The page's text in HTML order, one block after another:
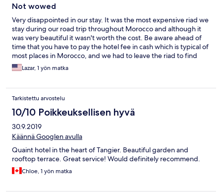
Not wowed
Very disappointed in our stay. It was the most expensive riad we
stay during our road trip throughout Morocco and although it
was very beautiful it wasn't worth the cost. Be aware ahead of
time that you have to pay the hotel fee in cash which is typical of
most places in Morocco, and we had to leave the riad to find
food not much info on the breakfast.
Lazar, 1 yön matka
Tarkistettu arvostelu
10/10 Poikkeuksellisen hyvä
30.9.2019
Käännä Googlen avulla
Quaint hotel in the heart of Tangier. Beautiful garden and
rooftop terrace. Great service! Would definitely recommend.
Chloe, 1 yön matka